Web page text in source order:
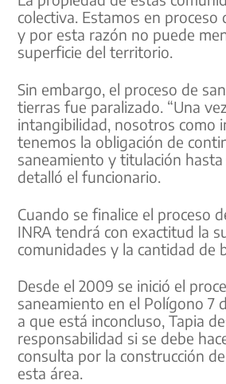
colectiva. Estamos en proceso
y por esta razón no puede
superficie del territorio.
Sin embargo, el proceso de
tierras fue paralizado. “Una
intangibilidad, nosotros como
tenemos la obligación de
saneamiento y titulación hasta
detalló el funcionario.
Cuando se finalice el proceso
INRA tendrá con exactitud la
comunidades y la cantidad de
Desde el 2009 se inició el
saneamiento en el Polígono 7
a que está inconcluso, Tapia
responsabilidad si se debe
consulta por la construcción
esta área.